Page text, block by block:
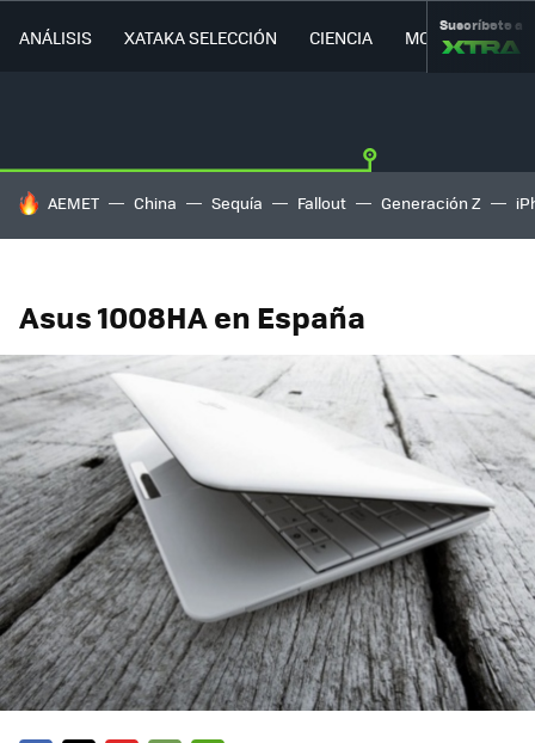
ANÁLISIS XATAKA SELECCIÓN CIENCIA MOVILIDAD
Suscríbete a
HOY SE HABLA DE
AEMET China Sequía Fallout Generación Z
Asus 1008HA en España